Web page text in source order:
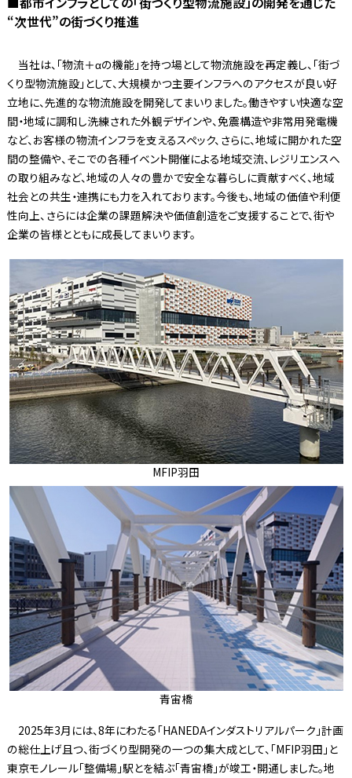
“次世代”の街づくり推進
当社は、「物流＋αの機能」を持つ場として物流施設を再定義し、「街づ
くり型物流施設」として、大規模かつ主要インフラへのアクセスが良い好
立地に、先進的な物流施設を開発してまいりました。働きやすい快適な空
間・地域に調和し洗練された外観デザインや、免震構造や非常用発電機
など、お客様の物流インフラを支えるスペック、さらに、地域に開かれた空
間の整備や、そこでの各種イベント開催による地域交流、レジリエンスへ
の取り組みなど、地域の人々の豊かで安全な暮らしに貢献すべく、地域
社会との共生・連携にも力を入れております。今後も、地域の価値や利便
性向上、さらには企業の課題解決や価値創造をご支援することで、街や
企業の皆様とともに成長してまいります。
MFIP羽田
青宙橋
2025年3月には、8年にわたる「HANEDAインダストリアルパーク」計画
の総仕上げ且つ、街づくり型開発の一つの集大成として、「MFIP羽田」と
東京モノレール「整備場」駅とを結ぶ「青宙橋」が竣工・開通しました。地